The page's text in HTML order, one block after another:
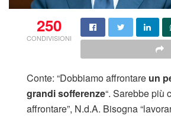
250
CONDIVISIONI
Conte: “Dobbiamo affrontare un
grandi sofferenze“. Sarebbe più
affrontare”, N.d.A. Bisogna